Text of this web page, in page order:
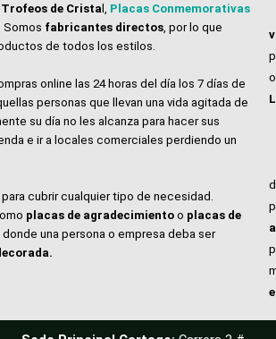
Trofeos de Cristal, Placas Conmemorativas
Somos fabricantes directos , por lo que
de todos los estilos.
online las 24 horas del día los 7 días de
personas que llevan una vida agitada de
su día no les alcanza para hacer sus
e ir a locales comerciales perdiendo un
cubrir cualquier tipo de necesidad.
placas de agradecimiento o placas de
una persona o empresa deba ser